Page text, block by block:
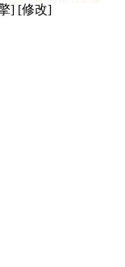
] [修改]